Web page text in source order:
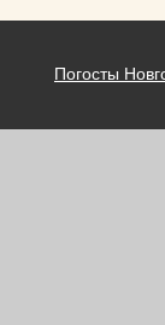
Погосты